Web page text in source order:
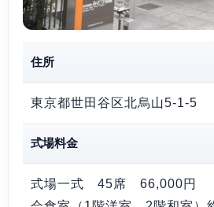
住所
東京都世田谷区北烏山5-1-5
式場料金
式場一式 45席 66,000円